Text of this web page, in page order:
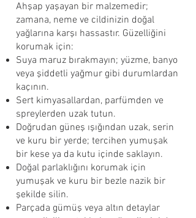
Ahşap yaşayan bir malzemedir;
zamana, neme ve cildinizin doğal
yağlarına karşı hassastır. Güzelliğini
korumak için:
Suya maruz bırakmayın; yüzme, banyo
veya şiddetli yağmur gibi durumlardan
kaçının.
Sert kimyasallardan, parfümden ve
spreylerden uzak tutun.
Doğrudan güneş ışığından uzak, serin
ve kuru bir yerde; tercihen yumuşak
bir kese ya da kutu içinde saklayın.
Doğal parlaklığını korumak için
yumuşak ve kuru bir bezle nazik bir
şekilde silin.
Parçada gümüş veya altın detaylar